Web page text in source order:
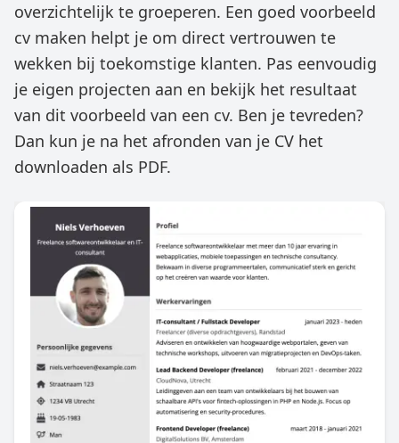
overzichtelijk te groeperen. Een goed voorbeeld
cv maken helpt je om direct vertrouwen te
wekken bij toekomstige klanten. Pas eenvoudig
je eigen projecten aan en bekijk het resultaat
van dit voorbeeld van een cv. Ben je tevreden?
Dan kun je na het afronden van je CV het
downloaden als PDF.